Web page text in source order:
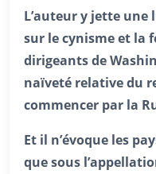
L’auteur y jette une
sur le cynisme et la
dirigeants de
naïveté relative du
commencer par la
Et il n’évoque les
que sous